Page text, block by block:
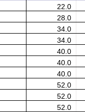
22.0
28.0
34.0
34.0
40.0
40.0
40.0
52.0
52.0
52.0